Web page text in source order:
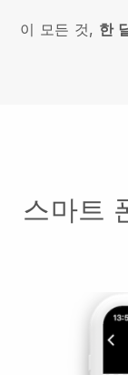
이 모든 것, 한
스마트